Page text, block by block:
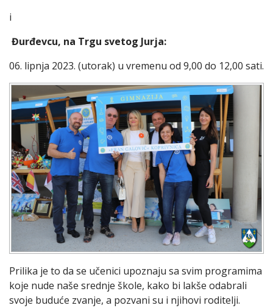
i
Đurđevcu, na Trgu svetog Jurja:
06. lipnja 2023. (utorak) u vremenu od 9,00 do 12,00 sati.
Prilika je to da se učenici upoznaju sa svim programima
koje nude naše srednje škole, kako bi lakše odabrali
svoje buduće zvanje, a pozvani su i njihovi roditelji.